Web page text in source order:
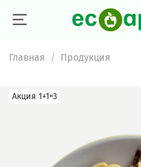
Главная Продукция
Акция 1+1=3